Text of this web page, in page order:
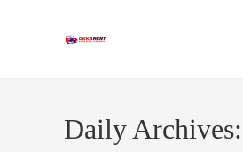
Daily